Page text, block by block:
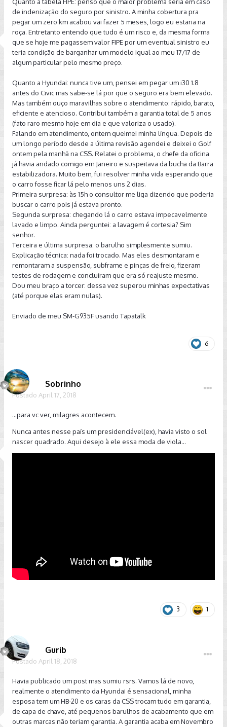
de indenização do seguro por sinistro. A minha cobertura pra
pegar um zero km acabou vai fazer 5 meses, logo eu estaria na
roça. Entretanto entendo que tudo é um risco e, da mesma forma
que se hoje me pagassem valor FIPE por um eventual sinistro eu
teria condição de barganhar um modelo igual ao meu 17/17 de
algum particular pelo mesmo preço.
Quanto a Hyundai: nunca tive um, pensei em pegar um i30 1.8
antes do Civic mas sabe-se lá por que o seguro era bem elevado.
Mas também ouço maravilhas sobre o atendimento: rápido, barato,
eficiente e atencioso. Contribui também a garantia total de 5 anos
(fato raro mesmo hoje em dia e que valoriza o usado).
Falando em atendimento, ontem queimei minha língua. Depois de
um longo período desde a última revisão agendei e deixei o Golf
ontem pela manhã na CSS. Relatei o problema, o chefe da oficina
já havia andado comigo em Janeiro e suspeitava da bucha da Barra
estabilizadora. Muito bem, fui resolver minha vida esperando que
o carro fosse ficar lá pelo menos uns 2 dias.
Primeira surpresa: às 15h o consultor me liga dizendo que poderia
buscar o carro pois já estava pronto.
Segunda surpresa: chegando lá o carro estava impecavelmente
lavado e limpo. Ainda perguntei: a lavagem é cortesia? Sim
senhor.
Terceira e última surpresa: o barulho simplesmente sumiu.
Explicação técnica: nada foi trocado. Mas eles desmontaram e
remontaram a suspensão, subframe e pinças de freio, fizeram
testes de rodagem e concluíram que era só reajuste mesmo.
Dou meu braço a torcer: dessa vez superou minhas expectativas
(até porque elas eram nulas).
Enviado de meu SM-G935F usando Tapatalk
6
Sobrinho
Postado April 17, 2018
...para vc ver, milagres acontecem.
Nunca antes nesse país um presidenciável(ex), havia visto o sol
nascer quadrado. Aqui desejo à ele essa moda de viola...
3 1
Gurib
Postado April 18, 2018
Havia publicado um post mas sumiu rsrs. Vamos lá de novo,
realmente o atendimento da Hyundai é sensacional, minha
esposa tem um HB-20 e os caras da CSS trocam tudo em garantia,
de capa de chave, até pequenos barulhos de acabamento que em
outras marcas não teriam garantia. A garantia acaba em Novembro